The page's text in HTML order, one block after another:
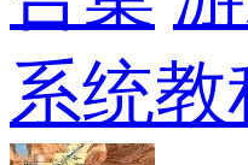
系统教